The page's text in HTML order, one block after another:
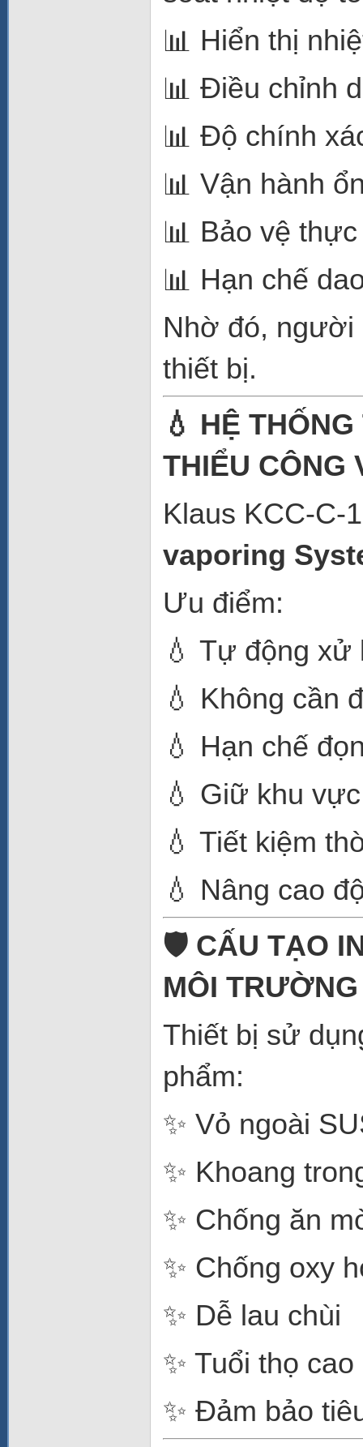
📊 Hiển thị
📊 Điều chỉnh
📊 Độ chính
📊 Vận hành
📊 Bảo vệ
📊 Hạn chế
Nhờ đó, người
thiết bị.
💧 HỆ
THIỂU CÔNG
Klaus KCC-C-
vaporing
Ưu điểm:
💧 Tự động
💧 Không cần
💧 Hạn chế
💧 Giữ khu
💧 Tiết kiệm
💧 Nâng cao
🛡️ CẤU TẠO
MÔI
Thiết bị sử
phẩm:
✨ Vỏ ngoài
✨ Khoang
✨ Chống ăn
✨ Chống oxy
✨ Dễ lau chùi
✨ Tuổi thọ cao
✨ Đảm bảo